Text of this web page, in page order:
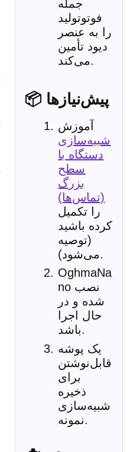
جمله
فوتوتولید
را به عنصر
دیود تأمین
می‌کند.
📦 پیش‌نیازها
آموزش
شبیه‌سازی
دستگاه با
سطح
بزرگ
(تماس‌ها)
را تکمیل
کرده باشید
(توصیه
می‌شود).
OghmaNa
no نصب
شده و در
حال اجرا
باشد.
یک پوشه
قابل‌نوشتن
برای
ذخیره
شبیه‌سازی
نمونه.